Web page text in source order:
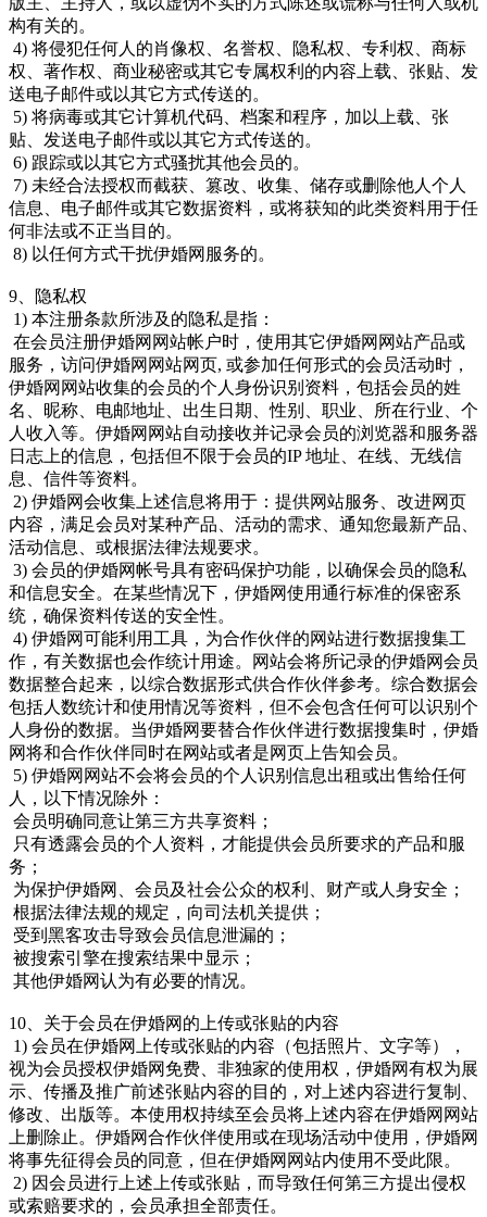
构有关的。
4) 将侵犯任何人的肖像权、名誉权、隐私权、专利权、商标
权、著作权、商业秘密或其它专属权利的内容上载、张贴、发
送电子邮件或以其它方式传送的。
5) 将病毒或其它计算机代码、档案和程序，加以上载、张
贴、发送电子邮件或以其它方式传送的。
6) 跟踪或以其它方式骚扰其他会员的。
7) 未经合法授权而截获、篡改、收集、储存或删除他人个人
信息、电子邮件或其它数据资料，或将获知的此类资料用于任
何非法或不正当目的。
8) 以任何方式干扰伊婚网服务的。
9、隐私权
1) 本注册条款所涉及的隐私是指：
在会员注册伊婚网网站帐户时，使用其它伊婚网网站产品或
服务，访问伊婚网网站网页, 或参加任何形式的会员活动时，
伊婚网网站收集的会员的个人身份识别资料，包括会员的姓
名、昵称、电邮地址、出生日期、性别、职业、所在行业、个
人收入等。伊婚网网站自动接收并记录会员的浏览器和服务器
日志上的信息，包括但不限于会员的IP 地址、在线、无线信
息、信件等资料。
2) 伊婚网会收集上述信息将用于：提供网站服务、改进网页
内容，满足会员对某种产品、活动的需求、通知您最新产品、
活动信息、或根据法律法规要求。
3) 会员的伊婚网帐号具有密码保护功能，以确保会员的隐私
和信息安全。在某些情况下，伊婚网使用通行标准的保密系
统，确保资料传送的安全性。
4) 伊婚网可能利用工具，为合作伙伴的网站进行数据搜集工
作，有关数据也会作统计用途。网站会将所记录的伊婚网会员
数据整合起来，以综合数据形式供合作伙伴参考。综合数据会
包括人数统计和使用情况等资料，但不会包含任何可以识别个
人身份的数据。当伊婚网要替合作伙伴进行数据搜集时，伊婚
网将和合作伙伴同时在网站或者是网页上告知会员。
5) 伊婚网网站不会将会员的个人识别信息出租或出售给任何
人，以下情况除外：
会员明确同意让第三方共享资料；
只有透露会员的个人资料，才能提供会员所要求的产品和服
务；
为保护伊婚网、会员及社会公众的权利、财产或人身安全；
根据法律法规的规定，向司法机关提供；
受到黑客攻击导致会员信息泄漏的；
被搜索引擎在搜索结果中显示；
其他伊婚网认为有必要的情况。
10、关于会员在伊婚网的上传或张贴的内容
1) 会员在伊婚网上传或张贴的内容（包括照片、文字等），
视为会员授权伊婚网免费、非独家的使用权，伊婚网有权为展
示、传播及推广前述张贴内容的目的，对上述内容进行复制、
修改、出版等。本使用权持续至会员将上述内容在伊婚网网站
上删除止。伊婚网合作伙伴使用或在现场活动中使用，伊婚网
将事先征得会员的同意，但在伊婚网网站内使用不受此限。
2) 因会员进行上述上传或张贴，而导致任何第三方提出侵权
或索赔要求的，会员承担全部责任。